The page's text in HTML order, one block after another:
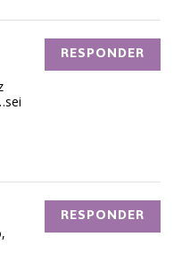
RESPONDER
RESPONDER